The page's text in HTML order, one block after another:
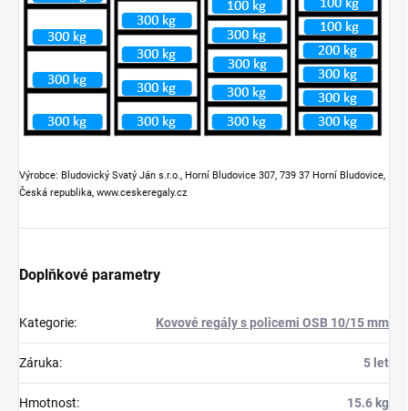
Výrobce: Bludovický Svatý Ján s.r.o., Horní Bludovice 307, 739 37 Horní Bludovice,
Česká republika, www.ceskeregaly.cz
Doplňkové parametry
Kategorie: Kovové regály s policemi OSB 10/15 mm
Záruka: 5 let
Hmotnost: 15.6 kg